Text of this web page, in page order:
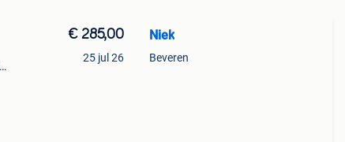
€ 285,00
25 jul 26
Niek
Beveren